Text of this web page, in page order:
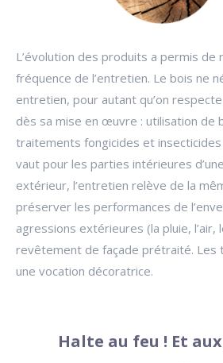
L’évolution des produits a permis
fréquence de l’entretien. Le bois ne
entretien, pour autant qu’on
dès sa mise en œuvre : utilisation de
traitements fongicides et insecticides
vaut pour les parties intérieures
extérieur, l’entretien relève de la
préserver les performances de
agressions extérieures (la pluie, l’air,
revêtement de façade prétraité. Les
une vocation décoratrice.
Halte au feu ! Et